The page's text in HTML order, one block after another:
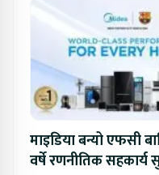
माइडिया बन्यो एफसी
वर्षे रणनीतिक सहकार्य